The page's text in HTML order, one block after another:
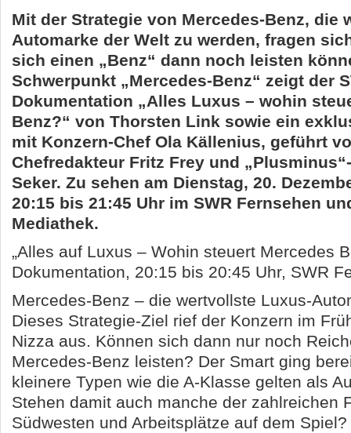
Mit der Strategie von Mercedes-Benz, die
Automarke der Welt zu werden, fragen
sich einen „Benz“ dann noch leisten
Schwerpunkt „Mercedes-Benz“ zeigt der
Dokumentation „Alles Luxus – wohin
Benz?“ von Thorsten Link sowie ein
mit Konzern-Chef Ola Källenius, geführt
Chefredakteur Fritz Frey und
Seker. Zu sehen am Dienstag, 20.
20:15 bis 21:45 Uhr im SWR Fernsehen
Mediathek.
„Alles auf Luxus – Wohin steuert Mercedes
Dokumentation, 20:15 bis 20:45 Uhr, SWR
Mercedes-Benz – die wertvollste Luxus-
Dieses Strategie-Ziel rief der Konzern im
Nizza aus. Können sich dann nur noch
Mercedes-Benz leisten? Der Smart ging
kleinere Typen wie die A-Klasse gelten als
Stehen damit auch manche der zahlreichen
Südwesten und Arbeitsplätze auf dem Spiel?